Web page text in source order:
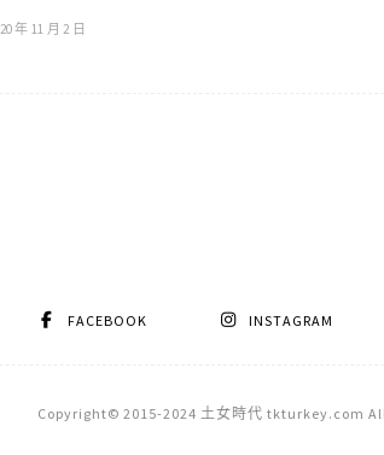
年 11 月 2 日
FACEBOOK INSTAGRAM
Copyright© 2015-2024 土女時代 tkturkey.com